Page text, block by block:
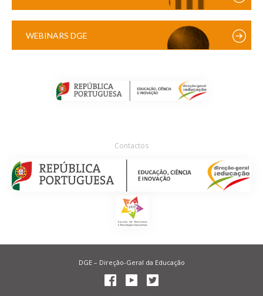
WEBINARS DGE
Contactos
DGE – Direção-Geral da Educação